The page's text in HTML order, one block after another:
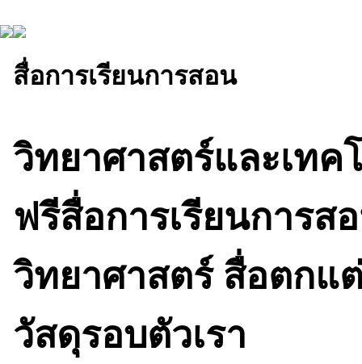
สื่อการเรียนการสอน
วิทยาศาสตร์และเทค
ฟรีสื่อการเรียนการส
วิทยาศาสตร์ สื่อตกแ
วัสดุรอบตัวเรา